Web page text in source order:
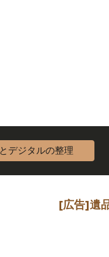
デジタルの整理
[広告]遺